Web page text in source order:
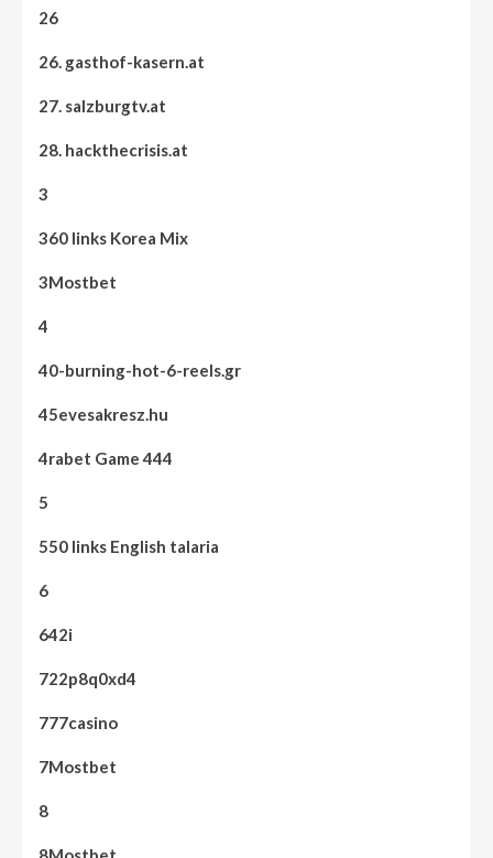
26
26. gasthof-kasern.at
27. salzburgtv.at
28. hackthecrisis.at
3
360 links Korea Mix
3Mostbet
4
40-burning-hot-6-reels.gr
45evesakresz.hu
4rabet Game 444
5
550 links English talaria
6
642i
722p8q0xd4
777casino
7Mostbet
8